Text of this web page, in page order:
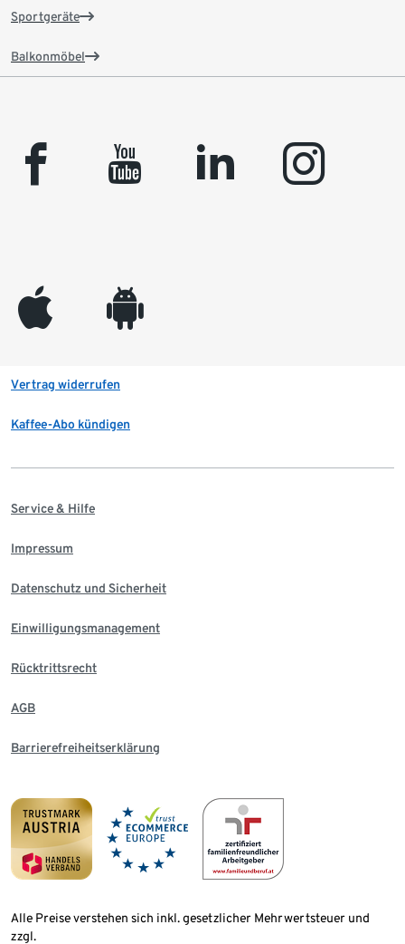
Sportgeräte
Balkonmöbel
facebook youtube linkedin instagram
appleinc android
Vertrag widerrufen
Kaffee-Abo kündigen
Service & Hilfe
Impressum
Datenschutz und Sicherheit
Einwilligungsmanagement
Rücktrittsrecht
AGB
Barrierefreiheitserklärung
Alle Preise verstehen sich inkl. gesetzlicher Mehrwertsteuer und
zzgl.